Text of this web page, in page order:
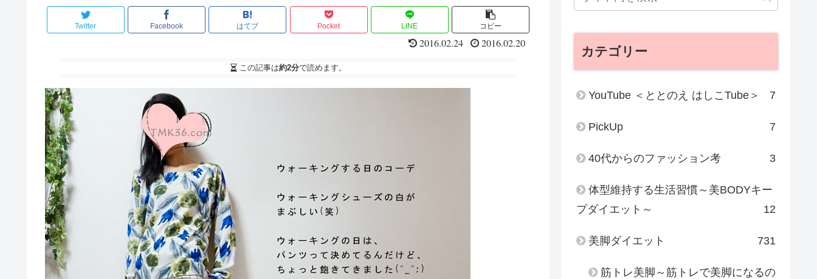
Twitter Facebook はてブ Pocket LINE コピー
2016.02.24 2016.02.20
この記事は約2分で読めます。
カテゴリー
YouTube ＜ととのえ はしこTube＞ 7
PickUp 7
40代からのファッション考 3
体型維持する生活習慣～美BODYキー
プダイエット～
12
美脚ダイエット 731
筋トレ美脚～筋トレで美脚になるの